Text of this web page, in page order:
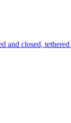
and closed,